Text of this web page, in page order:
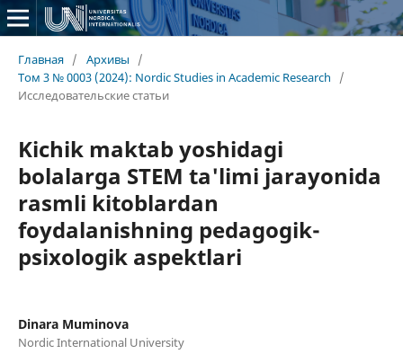
Главная / Архивы
/
Том 3 № 0003 (2024): Nordic Studies in Academic Research
/
Исследовательские статьи
Kichik maktab yoshidagi
bolalarga STEM ta'limi jarayonida
rasmli kitoblardan
foydalanishning pedagogik-
psixologik aspektlari
Dinara Muminova
Nordic International University